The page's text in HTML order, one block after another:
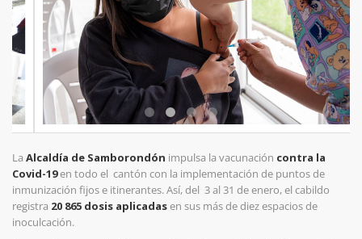
La Alcaldía de Samborondón impulsa la vacunación contra la
Covid-19en todo el cantón con la implementación de puntos de
inmunización fijos e itinerantes. Así, del 3 al 31 de enero, el cabildo
registra 20 865 dosis aplicadasen sus más de diez espacios de
inoculcación.